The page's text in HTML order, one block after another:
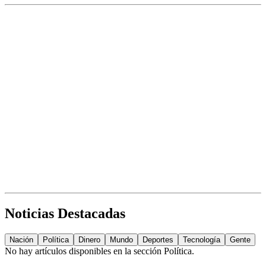
Noticias Destacadas
Nación Política Dinero Mundo Deportes Tecnología Gente
No hay artículos disponibles en la sección Política.